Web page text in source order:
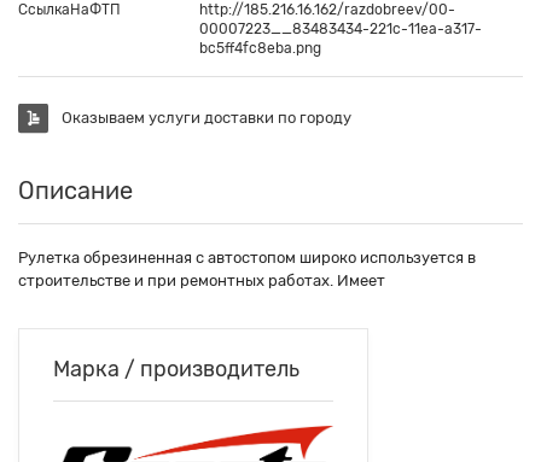
СсылкаНаФТП
http://185.216.16.162/razdobreev/00-
00007223__83483434-221c-11ea-a317-
bc5ff4fc8eba.png
Оказываем услуги доставки по городу
Описание
Рулетка обрезиненная с автостопом широко используется в
строительстве и при ремонтных работах. Имеет
Марка / производитель